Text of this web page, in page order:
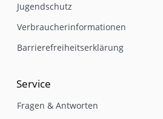
Jugendschutz
Verbraucherinformationen
Barrierefreiheitserklärung
Service
Fragen & Antworten